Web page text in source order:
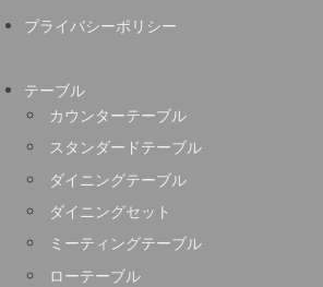
プライバシーポリシー
テーブル
カウンターテーブル
スタンダードテーブル
ダイニングテーブル
ダイニングセット
ミーティングテーブル
ローテーブル